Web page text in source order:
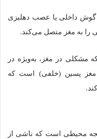
گوش داخلی یا عصب دهلیزی
به مغز متصل می‌کند.
مشکلی در مغز، به‌ویژه در
پسین (خلفی)
است که
.
محیطی است که ناشی از